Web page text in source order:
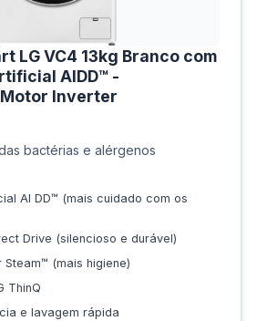
LG VC4 13kg Branco com
AIDD™ -
Motor Inverter
bactérias e alérgenos
AI DD™ (mais cuidado com os
Drive (silencioso e durável)
(mais higiene)
ThinQ
e lavagem rápida